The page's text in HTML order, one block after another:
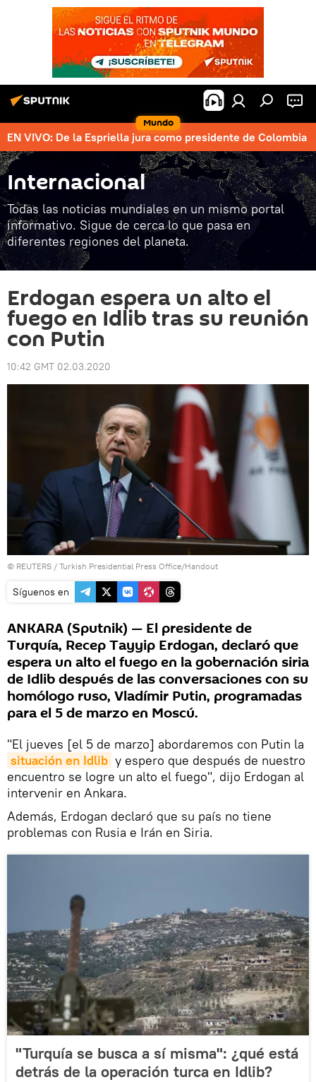
Mundo
EN VIVO: De la Espriella jura como presidente de Colombia
Internacional
Todas las noticias mundiales en un mismo portal
informativo. Sigue de cerca lo que pasa en
diferentes regiones del planeta.
Erdogan espera un alto el
fuego en Idlib tras su reunión
con Putin
10:42 GMT 02.03.2020
© REUTERS / Turkish Presidential Press Office/Handout
Síguenos en
ANKARA (Sputnik) — El presidente de
Turquía, Recep Tayyip Erdogan, declaró que
espera un alto el fuego en la gobernación siria
de Idlib después de las conversaciones con su
homólogo ruso, Vladímir Putin, programadas
para el 5 de marzo en Moscú.
"El jueves [el 5 de marzo] abordaremos con Putin la
situación en Idlib y espero que después de nuestro
encuentro se logre un alto el fuego", dijo Erdogan al
intervenir en Ankara.
Además, Erdogan declaró que su país no tiene
problemas con Rusia e Irán en Siria.
"Turquía se busca a sí misma": ¿qué está
detrás de la operación turca en Idlib?